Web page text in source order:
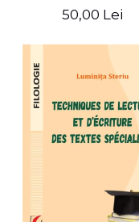
50,00 Lei